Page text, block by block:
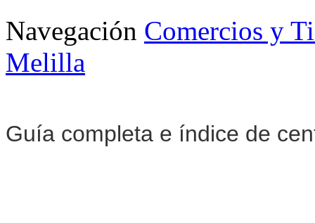
Navegación Comercios y
Melilla
Guía completa e índice de